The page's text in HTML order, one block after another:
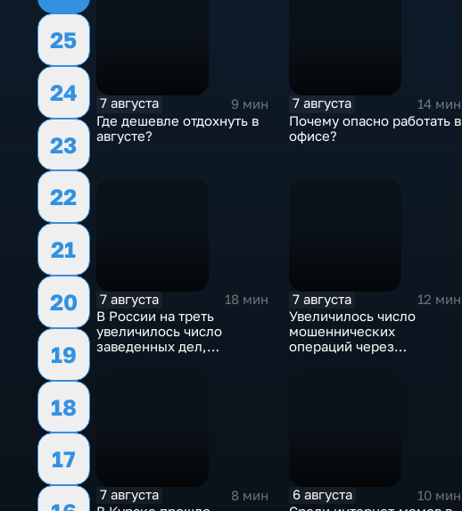
25
24
23
22
21
20
19
18
17
7 августа
9 мин
Где дешевле отдохнуть в
августе?
7 августа
14 мин
Почему опасно работать в
офисе?
7 августа
18 мин
В России на треть
увеличилось число
заведенных дел,
7 августа
12 мин
Увеличилось число
мошеннических
операций через
7 августа
8 мин
6 августа
10 мин